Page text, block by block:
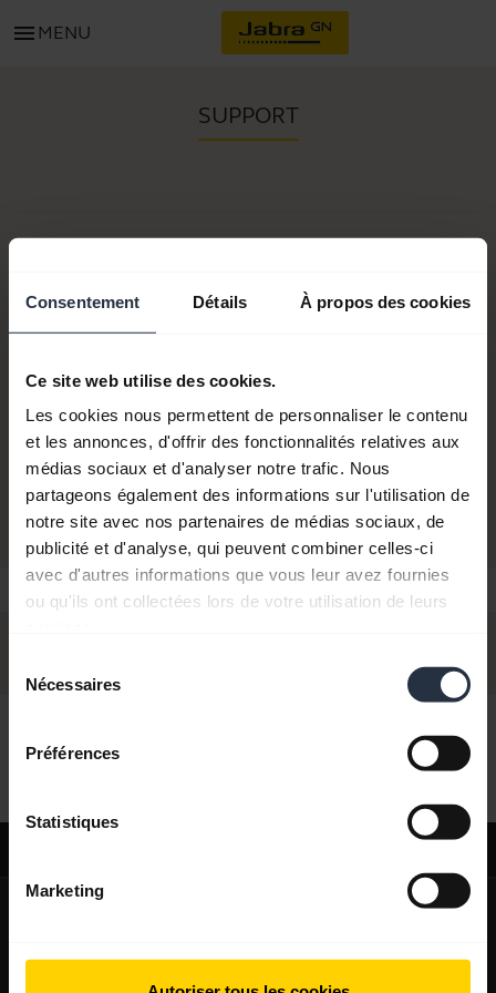
Consentement Détails À propos des cookies
Ce site web utilise des cookies.
Les cookies nous permettent de personnaliser le contenu
et les annonces, d'offrir des fonctionnalités relatives aux
médias sociaux et d'analyser notre trafic. Nous
partageons également des informations sur l'utilisation de
notre site avec nos partenaires de médias sociaux, de
publicité et d'analyse, qui peuvent combiner celles-ci
avec d'autres informations que vous leur avez fournies
ou qu'ils ont collectées lors de votre utilisation de leurs
Nécessaires
Préférences
Statistiques
Marketing
menu MENU
SUPPORT
Item no:
Numéro(s) de modèle(s) :Envoy
Acheter
expand_more
À propos de nous
À propos de Jabra
expand_more
Nos produits